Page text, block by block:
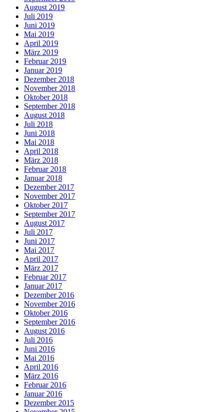
August 2019
Juli 2019
Juni 2019
Mai 2019
April 2019
März 2019
Februar 2019
Januar 2019
Dezember 2018
November 2018
Oktober 2018
September 2018
August 2018
Juli 2018
Juni 2018
Mai 2018
April 2018
März 2018
Februar 2018
Januar 2018
Dezember 2017
November 2017
Oktober 2017
September 2017
August 2017
Juli 2017
Juni 2017
Mai 2017
April 2017
März 2017
Februar 2017
Januar 2017
Dezember 2016
November 2016
Oktober 2016
September 2016
August 2016
Juli 2016
Juni 2016
Mai 2016
April 2016
März 2016
Februar 2016
Januar 2016
Dezember 2015